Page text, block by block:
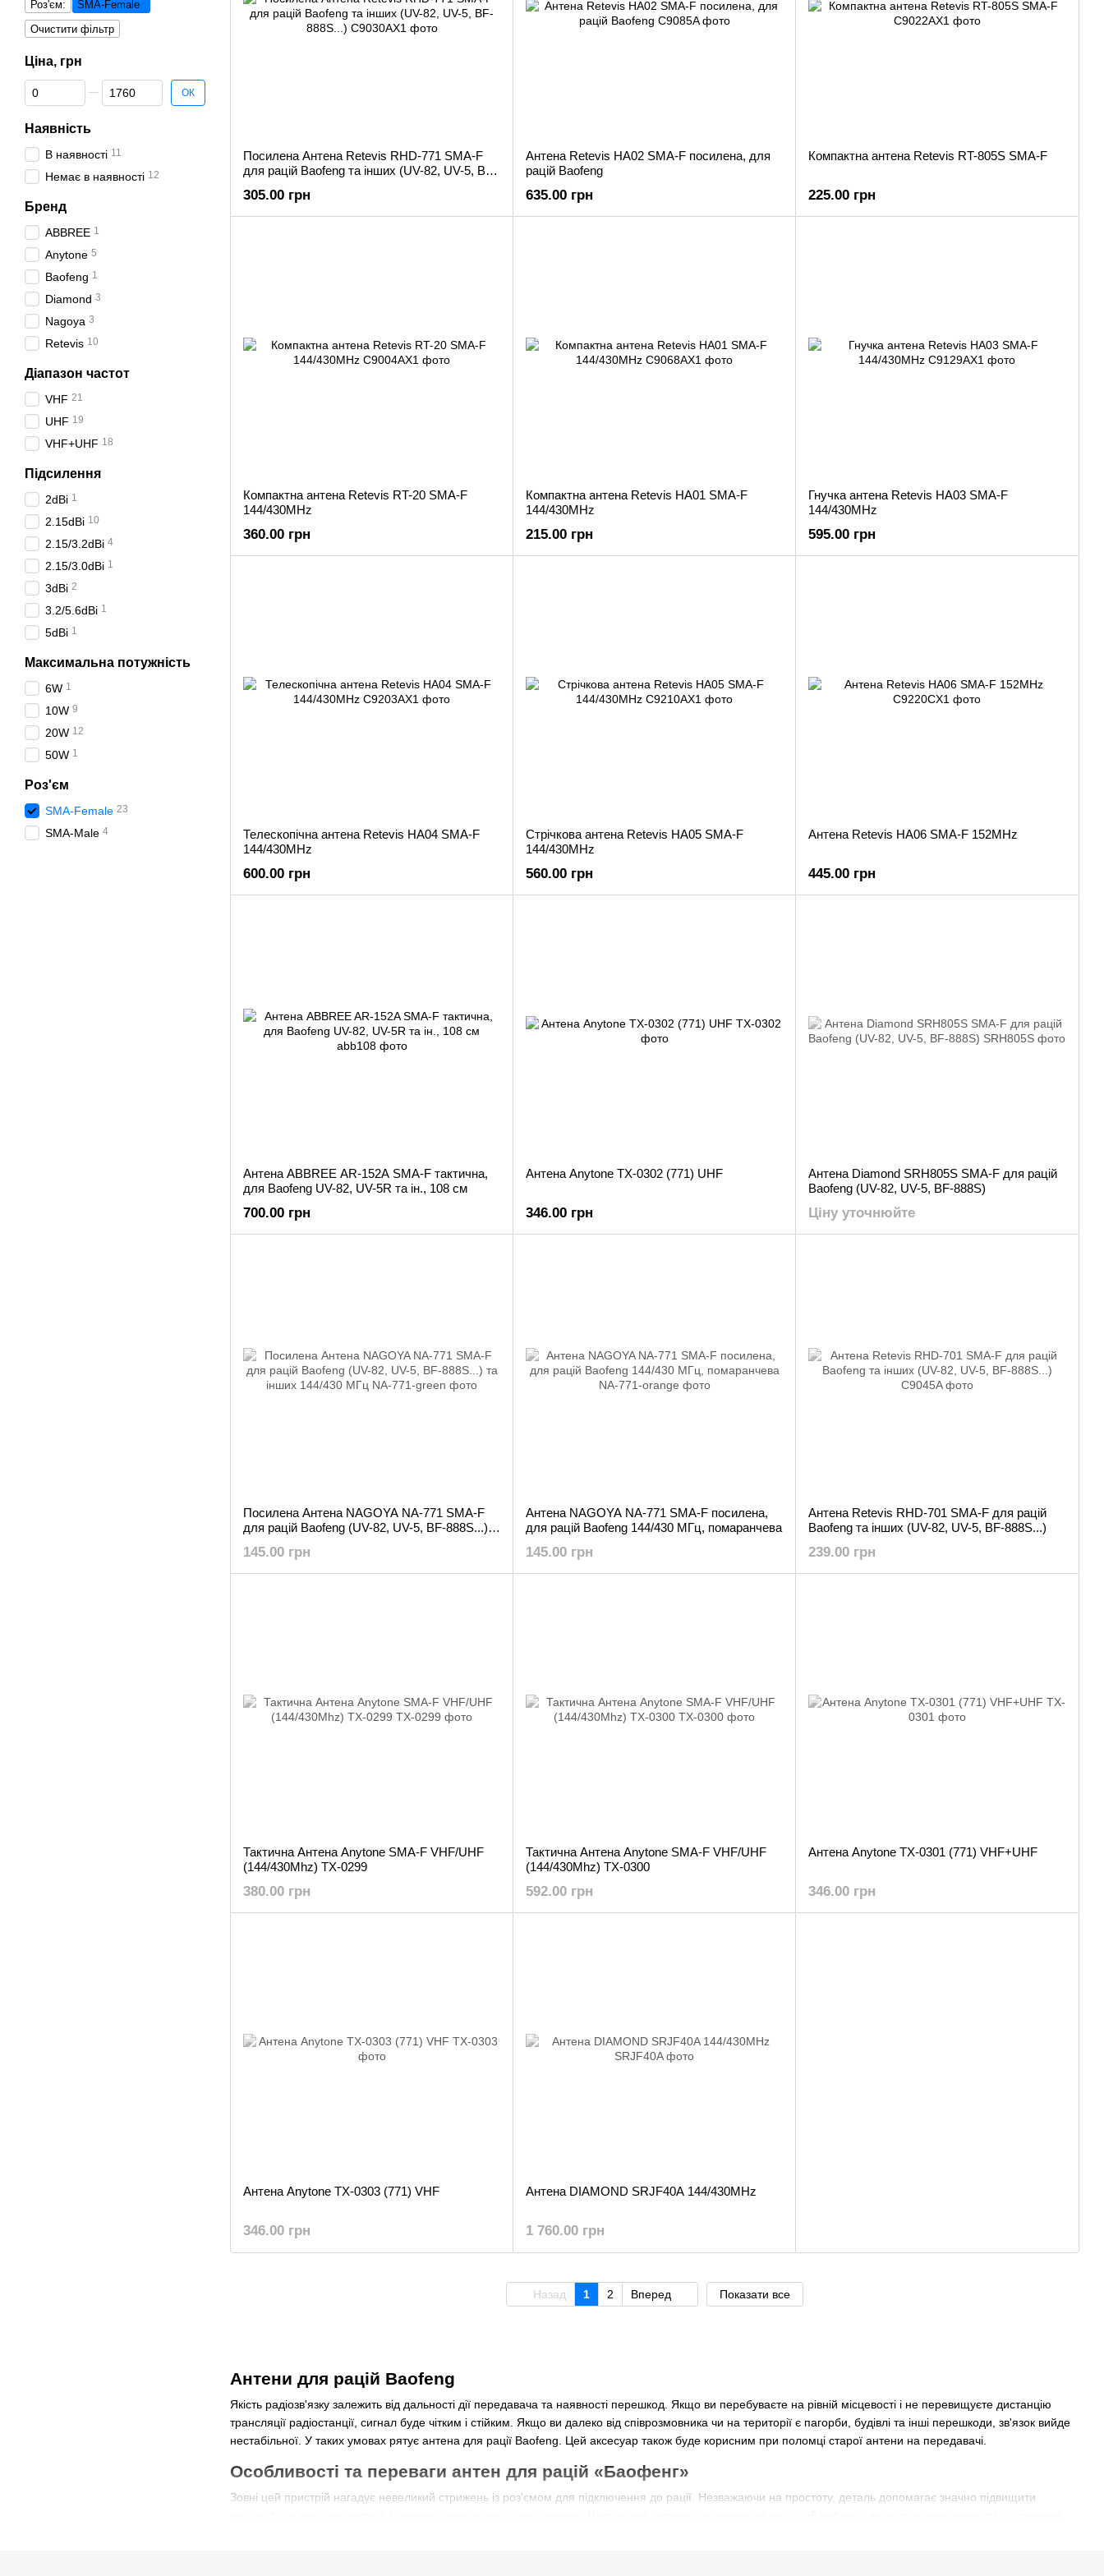
Антени для рацій Baofeng
Якість радіозв'язку залежить від дальності дії передавача та наявності перешкод. Якщо ви перебуваєте на рівній місцевості і не перевищуєте дистанцію
трансляції радіостанції, сигнал буде чітким і стійким. Якщо ви далеко від співрозмовника чи на території є пагорби, будівлі та інші перешкоди, зв'язок вийде
нестабільної. У таких умовах рятує антена для рації Baofeng. Цей аксесуар також буде корисним при поломці старої антени на передавачі.
Особливості та переваги антен для рацій «Баофенг»
Зовні цей пристрій нагадує невеликий стрижень із роз'ємом для підключення до рації. Незважаючи на простоту, деталь допомагає значно підвищити
Посилена Антена Retevis RHD-771 SMA-F
для рацій Baofeng та інших (UV-82, UV-5, BF-
305.00 грн
Антена Retevis HA02 SMA-F посилена, для
рацій Baofeng
635.00 грн
Компактна антена Retevis RT-805S SMA-F
225.00 грн
Компактна антена Retevis RT-20 SMA-F
144/430MHz
360.00 грн
Компактна антена Retevis HA01 SMA-F
144/430MHz
215.00 грн
Гнучка антена Retevis HA03 SMA-F
144/430MHz
595.00 грн
Телескопічна антена Retevis HA04 SMA-F
144/430MHz
600.00 грн
Стрічкова антена Retevis HA05 SMA-F
144/430MHz
560.00 грн
Антена Retevis HA06 SMA-F 152MHz
445.00 грн
Антена ABBREE AR-152A SMA-F тактична,
для Baofeng UV-82, UV-5R та ін., 108 см
700.00 грн
Антена Anytone TX-0302 (771) UHF
346.00 грн
Антена Diamond SRH805S SMA-F для рацій
Baofeng (UV-82, UV-5, BF-888S)
Ціну уточнюйте
Посилена Антена NAGOYA NA-771 SMA-F
для рацій Baofeng (UV-82, UV-5, BF-888S...)
145.00 грн
Антена NAGOYA NA-771 SMA-F посилена,
для рацій Baofeng 144/430 МГц, помаранчева
145.00 грн
Антена Retevis RHD-701 SMA-F для рацій
Baofeng та інших (UV-82, UV-5, BF-888S...)
239.00 грн
Тактична Антена Anytone SMA-F VHF/UHF
(144/430Mhz) TX-0299
380.00 грн
Тактична Антена Anytone SMA-F VHF/UHF
(144/430Mhz) TX-0300
592.00 грн
Антена Anytone TX-0301 (771) VHF+UHF
346.00 грн
Антена Anytone TX-0303 (771) VHF
346.00 грн
Антена DIAMOND SRJF40A 144/430MHz
1 760.00 грн
Назад 1 2 Вперед Показати все
Роз'єм:
SMA-Female
Очистити фільтр
Ціна, грн
Від Ціна, грн
До Ціна, грн ОК
Наявність
В наявності 11
Немає в наявності 12
Бренд
ABBREE 1
Anytone 5
Baofeng 1
Diamond 3
Nagoya 3
Retevis 10
Діапазон частот
VHF 21
UHF 19
VHF+UHF 18
Підсилення
2dBi 1
2.15dBi 10
2.15/3.2dBi 4
2.15/3.0dBi 1
3dBi 2
3.2/5.6dBi 1
5dBi 1
Максимальна потужність
6W 1
10W 9
20W 12
50W 1
Роз'єм
SMA-Female 23
SMA-Male 4